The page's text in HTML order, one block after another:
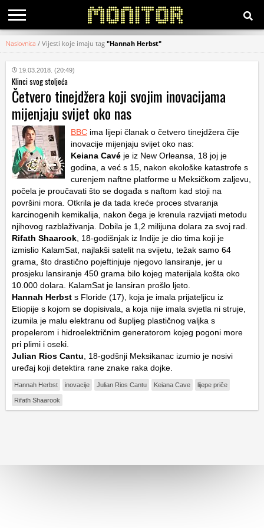
KATEGORIJE
HRVATSKI
WEB
Naslovnica / Vijesti koje imaju tag "Hannah Herbst"
19.03.2018. (20:49)
Klinci svog stoljeća
Četvero tinejdžera koji svojim inovacijama
mijenjaju svijet oko nas
BBC ima lijepi članak o četvero tinejdžera čije
inovacije mijenjaju svijet oko nas:
Keiana Cavé je iz New Orleansa, 18 joj je
godina, a već s 15, nakon ekološke katastrofe s
curenjem naftne platforme u Meksičkom zaljevu,
počela je proučavati što se događa s naftom kad stoji na
površini mora. Otkrila je da tada kreće proces stvaranja
karcinogenih kemikalija, nakon čega je krenula razvijati metodu
njihovog razblaživanja. Dobila je 1,2 milijuna dolara za svoj rad.
Rifath Shaarook , 18-godišnjak iz Indije je dio tima koji je
izmislio KalamSat, najlakši satelit na svijetu, težak samo 64
grama, što drastično pojeftinjuje njegovo lansiranje, jer u
prosjeku lansiranje 450 grama bilo kojeg materijala košta oko
10.000 dolara. KalamSat je lansiran prošlo ljeto.
Hannah Herbst s Floride (17), koja je imala prijateljicu iz
Etiopije s kojom se dopisivala, a koja nije imala svjetla ni struje,
izumila je malu elektranu od šupljeg plastičnog valjka s
propelerom i hidroelektričnim generatorom kojeg pogoni more
pri plimi i oseki.
Julian Rios Cantu , 18-godšnji Meksikanac izumio je nosivi
uređaj koji detektira rane znake raka dojke.
Hannah Herbst inovacije Julian Rios Cantu Keiana Cave lijepe priče
Rifath Shaarook